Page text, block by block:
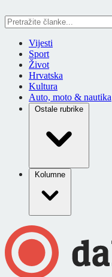
Vijesti
Sport
Život
Hrvatska
Kultura
Auto, moto & nautika
Ostale rubrike
Kolumne